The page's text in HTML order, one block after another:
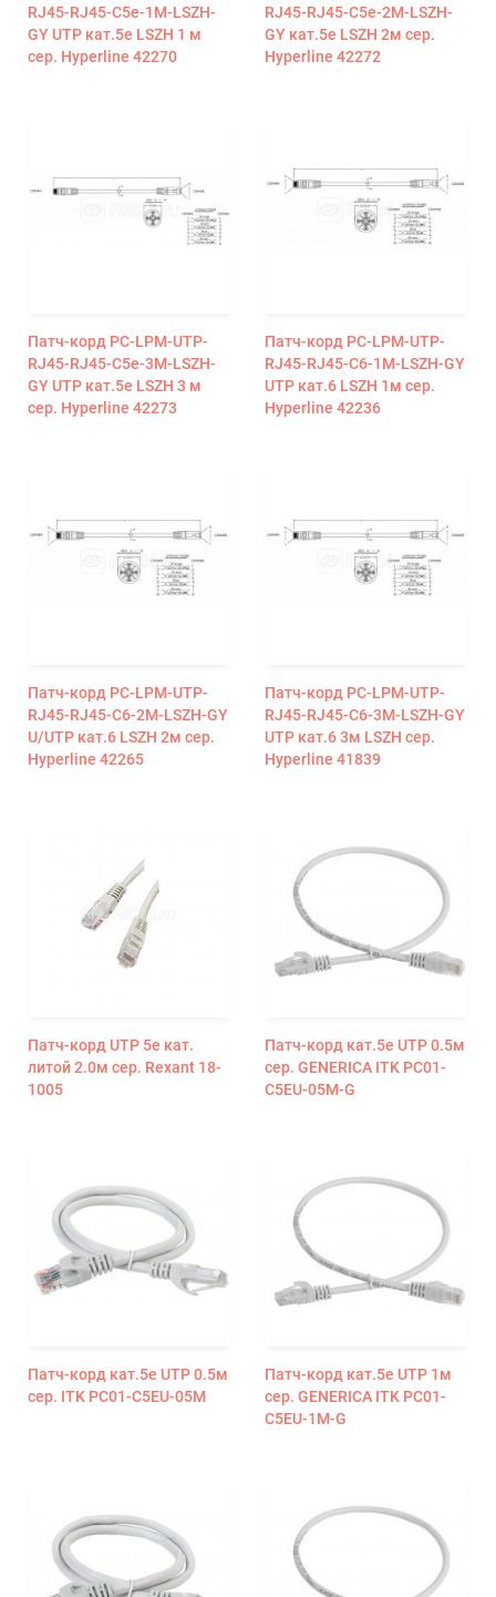
RJ45-RJ45-C5e-1M-LSZH-
GY UTP кат.5e LSZH 1 м
сер. Hyperline 42270
RJ45-RJ45-C5e-2M-LSZH-
GY кат.5e LSZH 2м сер.
Hyperline 42272
Патч-корд PC-LPM-UTP-
RJ45-RJ45-C5e-3M-LSZH-
GY UTP кат.5e LSZH 3 м
сер. Hyperline 42273
Патч-корд PC-LPM-UTP-
RJ45-RJ45-C6-1M-LSZH-GY
UTP кат.6 LSZH 1м сер.
Hyperline 42236
Патч-корд PC-LPM-UTP-
RJ45-RJ45-C6-2M-LSZH-GY
U/UTP кат.6 LSZH 2м сер.
Hyperline 42265
Патч-корд PC-LPM-UTP-
RJ45-RJ45-C6-3M-LSZH-GY
UTP кат.6 3м LSZH сер.
Hyperline 41839
Патч-корд UTP 5e кат.
литой 2.0м сер. Rexant 18-
1005
Патч-корд кат.5е UTP 0.5м
сер. GENERICA ITK PC01-
C5EU-05M-G
Патч-корд кат.5е UTP 0.5м
сер. ITK PC01-C5EU-05M
Патч-корд кат.5е UTP 1м
сер. GENERICA ITK PC01-
C5EU-1M-G